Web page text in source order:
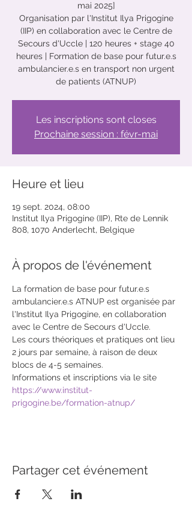
mai 2025]
Organisation par l'Institut Ilya Prigogine
(IIP) en collaboration avec le Centre de
Secours d'Uccle | 120 heures + stage 40
heures | Formation de base pour futur.e.s
ambulancier.e.s en transport non urgent
de patients (ATNUP)
Les inscriptions sont closes
Prochaine session : févr-mai
Heure et lieu
19 sept. 2024, 08:00
Institut Ilya Prigogine (IIP), Rte de Lennik
808, 1070 Anderlecht, Belgique
À propos de l'événement
La formation de base pour futur.e.s
ambulancier.e.s ATNUP est organisée par
l'Institut Ilya Prigogine, en collaboration
avec le Centre de Secours d'Uccle.
Les cours théoriques et pratiques ont lieu
2 jours par semaine, à raison de deux
blocs de 4-5 semaines.
Informations et inscriptions via le site
https://www.institut-
prigogine.be/formation-atnup/
Partager cet événement